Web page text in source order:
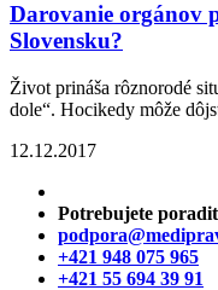
Darovanie orgánov
Slovensku?
Život prináša rôznorodé
dole“. Hocikedy môže
12.12.2017
Potrebujete
+421 948 075 965
+421 55 694 39 91